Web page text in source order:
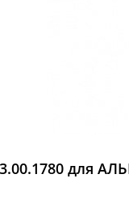
для